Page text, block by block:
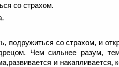
со страхом.
подружиться со страхом, и
Чем сильнее разум,
и